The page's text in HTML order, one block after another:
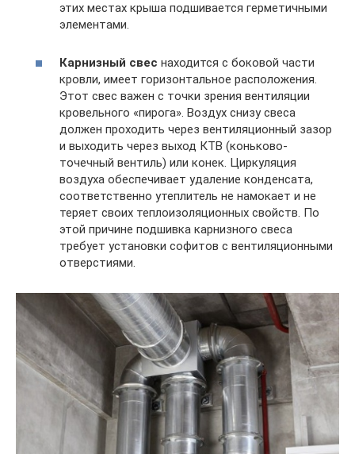
этих местах крыша подшивается герметичными
элементами.
Карнизный свес находится с боковой части
кровли, имеет горизонтальное расположения.
Этот свес важен с точки зрения вентиляции
кровельного «пирога». Воздух снизу свеса
должен проходить через вентиляционный зазор
и выходить через выход КТВ (коньково-
точечный вентиль) или конек. Циркуляция
воздуха обеспечивает удаление конденсата,
соответственно утеплитель не намокает и не
теряет своих теплоизоляционных свойств. По
этой причине подшивка карнизного свеса
требует установки софитов с вентиляционными
отверстиями.